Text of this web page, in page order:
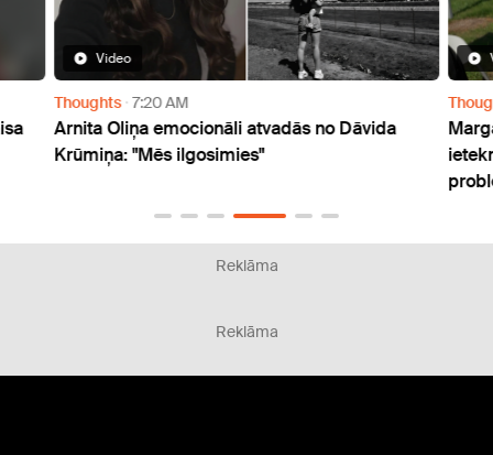
Video
Thoughts 7:20 AM
Arnita Oliņa emocionāli atvadās no Dāvida
Krūmiņa: "Mēs ilgosimies"
Reklāma
Reklāma